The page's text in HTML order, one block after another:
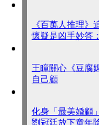
《百萬人推理
懷疑是凶手妙答
王瞳關心《豆腐
自己顧
化身「最美婚
劉冠廷放下童年